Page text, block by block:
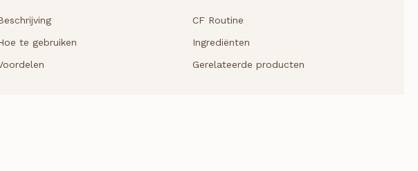
CF Routine
te gebruiken
Ingrediënten
Gerelateerde producten